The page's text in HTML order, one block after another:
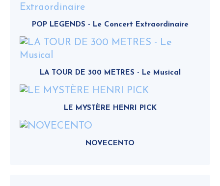
POP LEGENDS - Le Concert Extraordinaire
LA TOUR DE 300 METRES - Le Musical
LE MYSTÈRE HENRI PICK
NOVECENTO